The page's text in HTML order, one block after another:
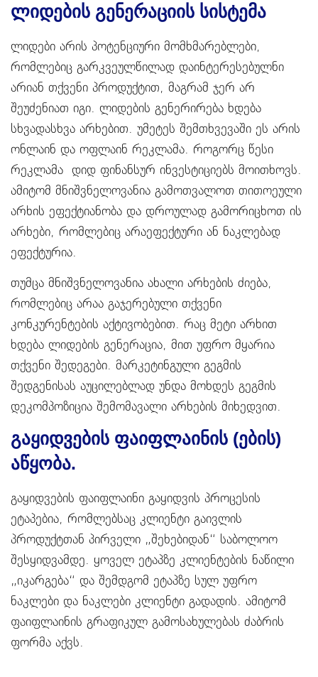
ლიდების გენერაციის სისტემა
ლიდები არის პოტენციური მომხმარებლები,
რომლებიც გარკვეულწილად დაინტერესებულნი
არიან თქვენი პროდუქტით, მაგრამ ჯერ არ
შეუძენიათ იგი. ლიდების გენერირება ხდება
სხვადასხვა არხებით. უმეტეს შემთხვევაში ეს არის
ონლაინ და ოფლაინ რეკლამა. როგორც წესი
რეკლამა დიდ ფინანსურ ინვესტიციებს მოითხოვს.
ამიტომ მნიშვნელოვანია გამოთვალოთ თითოეული
არხის ეფექტიანობა და დროულად გამორიცხოთ ის
არხები, რომლებიც არაეფექტური ან ნაკლებად
ეფექტურია.
თუმცა მნიშვნელოვანია ახალი არხების ძიება,
რომლებიც არაა გაჯერებული თქვენი
კონკურენტების აქტივობებით. რაც მეტი არხით
ხდება ლიდების გენერაცია, მით უფრო მყარია
თქვენი შედეგები. მარკეტინგული გეგმის
შედგენისას აუცილებლად უნდა მოხდეს გეგმის
დეკომპოზიცია შემომავალი არხების მიხედვით.
გაყიდვების ფაიფლაინის (ების)
აწყობა.
გაყიდვების ფაიფლაინი გაყიდვის პროცესის
ეტაპებია, რომლებსაც კლიენტი გაივლის
პროდუქტთან პირველი „შეხებიდან“ საბოლოო
შესყიდვამდე. ყოველ ეტაპზე კლიენტების ნაწილი
„იკარგება“ და შემდგომ ეტაპზე სულ უფრო
ნაკლები და ნაკლები კლიენტი გადადის. ამიტომ
ფაიფლაინის გრაფიკულ გამოსახულებას ძაბრის
ფორმა აქვს.